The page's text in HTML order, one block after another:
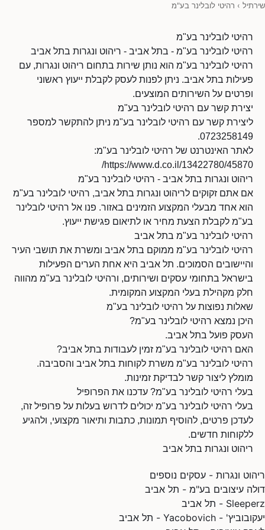
שירתיל › רהיטי לובלינר בע"מ
רהיטי לובלינר בע"מ
רהיטי לובלינר בע"מ - בתל אביב - ריהוט ונגרות בתל אביב
רהיטי לובלינר בע"מ הוא נותן שירות בתחום ריהוט ונגרות, עם
פעילות בתל אביב. ניתן לפנות לעסק לקבלת ייעוץ ראשוני
ופרטים על השירותים המוצעים.
יצירת קשר עם רהיטי לובלינר בע"מ
ליצירת קשר עם רהיטי לובלינר בע"מ ניתן להתקשר למספר
0723258149.
לאתר האינטרנט של רהיטי לובלינר בע"מ:
https://www.d.co.il/13422780/45870/
ריהוט ונגרות בתל אביב - רהיטי לובלינר בע"מ
אם אתם זקוקים לריהוט ונגרות בתל אביב, רהיטי לובלינר בע"מ
הוא אחד מבעלי המקצוע הזמינים באזור. פנו אל רהיטי לובלינר
בע"מ לקבלת הצעת מחיר או לתיאום פגישת ייעוץ.
רהיטי לובלינר בע"מ בתל אביב
רהיטי לובלינר בע"מ ממוקם בתל אביב ומשרת את תושבי העיר
והיישובים הסמוכים. תל אביב היא אחת הערים הפעילות
בישראל בתחומי עסקים ושירותים, ורהיטי לובלינר בע"מ מהווה
חלק מקהילת בעלי המקצוע המקומית.
שאלות נפוצות על רהיטי לובלינר בע"מ
היכן נמצא רהיטי לובלינר בע"מ?
העסק פועל בתל אביב.
האם רהיטי לובלינר בע"מ זמין לעבודות בתל אביב?
רהיטי לובלינר בע"מ משרת לקוחות בתל אביב והסביבה.
מומלץ ליצור קשר לבדיקת זמינות.
בעלי רהיטי לובלינר בע"מ? עדכנו את הפרופיל
בעלי רהיטי לובלינר בע"מ יכולים לדרוש בעלות על פרופיל זה,
לעדכן פרטים, להוסיף תמונות, כתבות ותיאור מקצועי, ולהגיע
ללקוחות חדשים.
ריהוט ונגרות בתל אביב
ריהוט ונגרות - עסקים נוספים
דולה עיצובים בע"מ - תל אביב
Sleeperz - תל אביב
יעקובוביץ' - Yacobovich - תל אביב